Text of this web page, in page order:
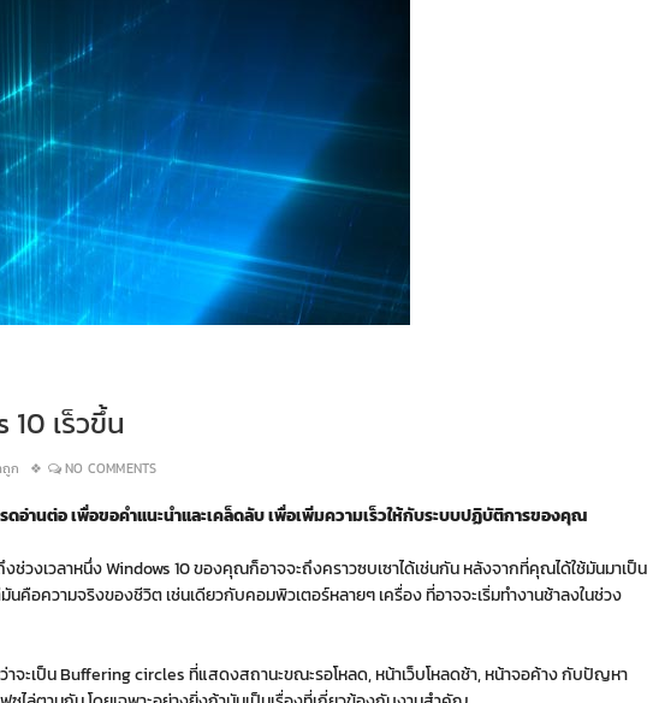
เร็วขึ้น
ก NO COMMENTS
รดอ่านต่อ เพื่อขอคำแนะนำและเคล็ดลับ เพื่อเพิ่มความเร็วให้กับระบบปฏิบัติการของคุณ
ช่วงเวลาหนึ่ง Windows 10 ของคุณก็อาจจะถึงคราวซบเซาได้เช่นกัน หลังจากที่คุณได้ใช้มันมาเป็น
คือความจริงของชีวิต เช่นเดียวกับคอมพิวเตอร์หลายๆ เครื่อง ที่อาจจะเริ่มทำงานช้าลงในช่วง
จะเป็น Buffering circles ที่แสดงสถานะขณะรอโหลด, หน้าเว็บโหลดช้า, หน้าจอค้าง กับปัญหา